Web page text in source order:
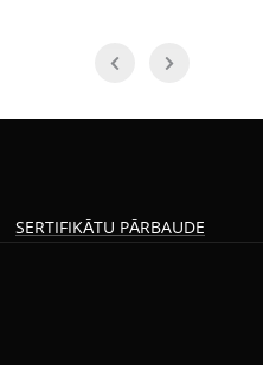
SERTIFIKĀTU PĀRBAUDE